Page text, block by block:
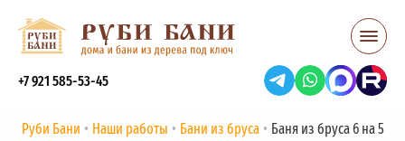
+7 921 585-53-45
Руби Бани Наши работы Бани из бруса Баня из бруса 6 на 5